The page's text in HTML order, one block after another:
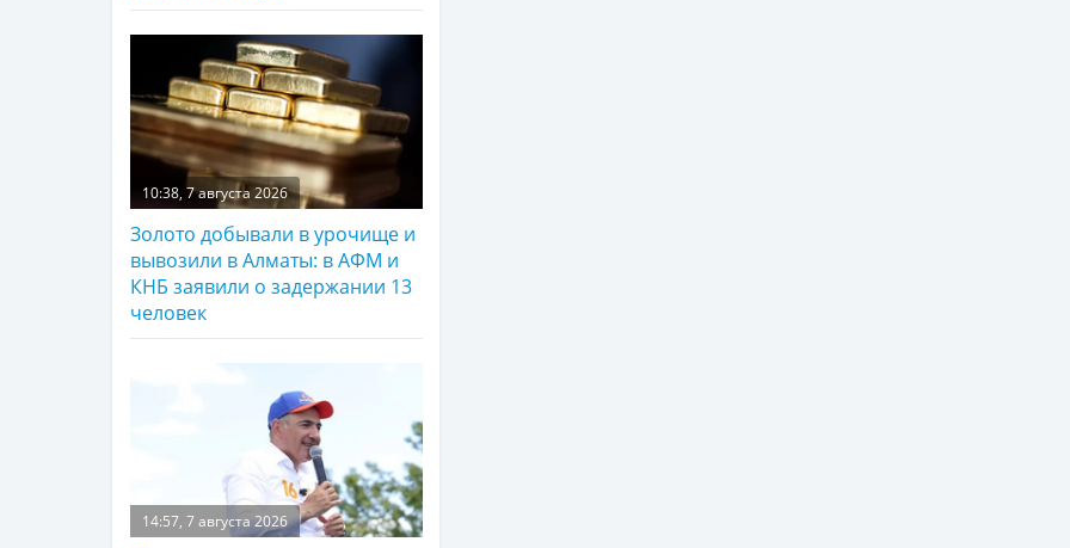
10:38, 7 августа 2026
Золото добывали в урочище и
вывозили в Алматы: в АФМ и
КНБ заявили о задержании 13
человек
14:57, 7 августа 2026